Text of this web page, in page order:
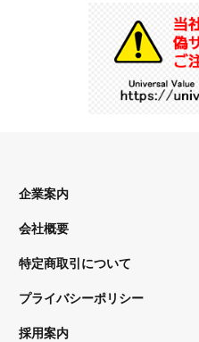
企業案内
会社概要
特定商取引について
プライバシーポリシー
採用案内